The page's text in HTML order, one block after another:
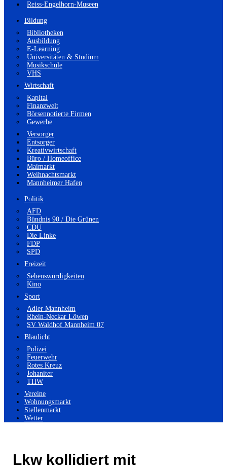
Reiss-Engelhorn-Museen
Bildung
Bibliotheken
Ausbildung
E-Learning
Universitäten & Studium
Musikschule
VHS
Wirtschaft
Kapital
Finanzwelt
Börsennotierte Firmen
Gewerbe
Versorger
Entsorger
Kreativwirtschaft
Büro / Homeoffice
Maimarkt
Weihnachtsmarkt
Mannheimer Hafen
Politik
AFD
Bündnis 90 / Die Grünen
CDU
Die Linke
FDP
SPD
Freizeit
Sehenswürdigkeiten
Kino
Sport
Adler Mannheim
Rhein-Neckar Löwen
SV Waldhof Mannheim 07
Blaulicht
Polizei
Feuerwehr
Rotes Kreuz
Johaniter
THW
Vereine
Wohnungsmarkt
Stellenmarkt
Wetter
Lkw kollidiert mit